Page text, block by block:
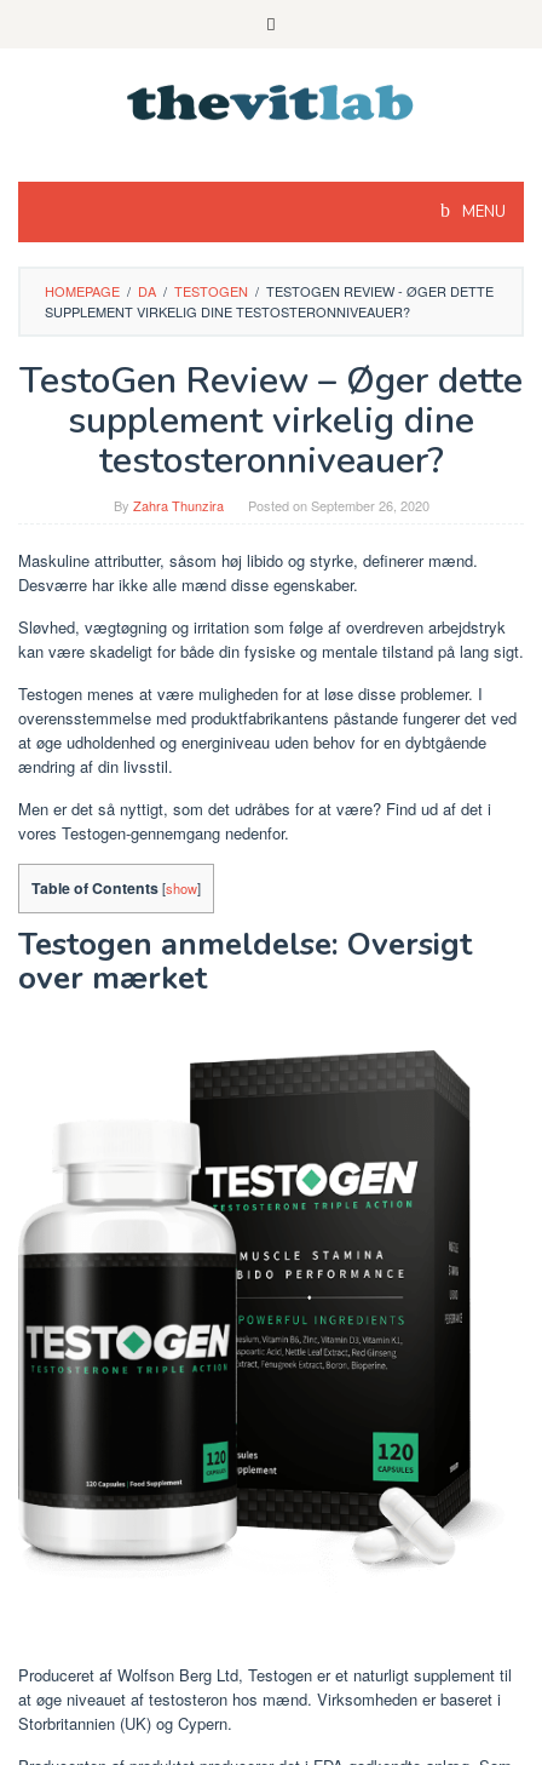
MENU
HOMEPAGE / DA / TESTOGEN / TESTOGEN REVIEW - ØGER DETTE
SUPPLEMENT VIRKELIG DINE TESTOSTERONNIVEAUER?
TestoGen Review – Øger dette
supplement virkelig dine
testosteronniveauer?
By Zahra Thunzira Posted onSeptember 26, 2020
Maskuline attributter, såsom høj libido og styrke, definerer mænd.
Desværre har ikke alle mænd disse egenskaber.
Sløvhed, vægtøgning og irritation som følge af overdreven arbejdstryk
kan være skadeligt for både din fysiske og mentale tilstand på lang sigt.
Testogen menes at være muligheden for at løse disse problemer. I
overensstemmelse med produktfabrikantens påstande fungerer det ved
at øge udholdenhed og energiniveau uden behov for en dybtgående
ændring af din livsstil.
Men er det så nyttigt, som det udråbes for at være? Find ud af det i
vores Testogen-gennemgang nedenfor.
Table of Contents[show]
Testogen anmeldelse: Oversigt
over mærket
Produceret af Wolfson Berg Ltd, Testogen er et naturligt supplement til
at øge niveauet af testosteron hos mænd. Virksomheden er baseret i
Storbritannien (UK) og Cypern.